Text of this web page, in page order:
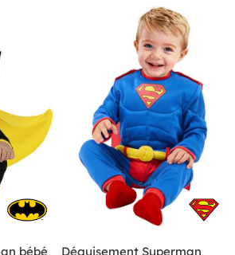
bébé
Déguisement Superman